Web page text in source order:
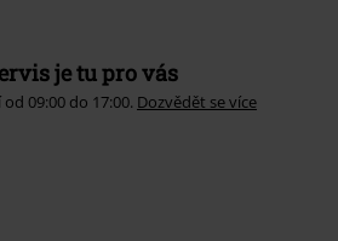
je tu pro vás
09:00 do 17:00. Dozvědět se více